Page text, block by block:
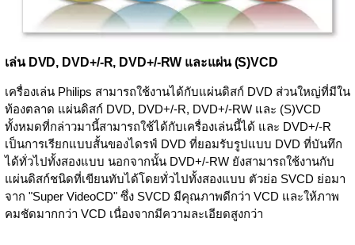
เล่น DVD, DVD+/-R, DVD+/-RW และแผ่น (S)VCD
เครื่องเล่น Philips สามารถใช้งานได้กับแผ่นดิสก์ DVD ส่วนใหญ่ที่มีใน
ท้องตลาด แผ่นดิสก์ DVD, DVD+/-R, DVD+/-RW และ (S)VCD
ทั้งหมดที่กล่าวมานี้สามารถใช้ได้กับเครื่องเล่นนี้ได้ และ DVD+/-R
เป็นการเรียกแบบสั้นของไดรฟ์ DVD ที่ยอมรับรูปแบบ DVD ที่บันทึก
ได้ทั่วไปทั้งสองแบบ นอกจากนั้น DVD+/-RW ยังสามารถใช้งานกับ
แผ่นดิสก์ชนิดที่เขียนทับได้โดยทั่วไปทั้งสองแบบ ตัวย่อ SVCD ย่อมา
จาก "Super VideoCD" ซึ่ง SVCD มีคุณภาพดีกว่า VCD และให้ภาพ
คมชัดมากกว่า VCD เนื่องจากมีความละเอียดสูงกว่า